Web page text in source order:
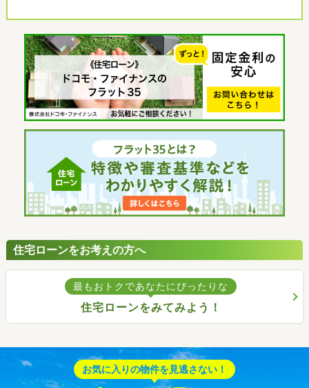
住宅ローンをお考えの方へ
最もおトクであなたにぴったりな
住宅ローンをみてみよう！
お気に入りの物件を見逃さない！